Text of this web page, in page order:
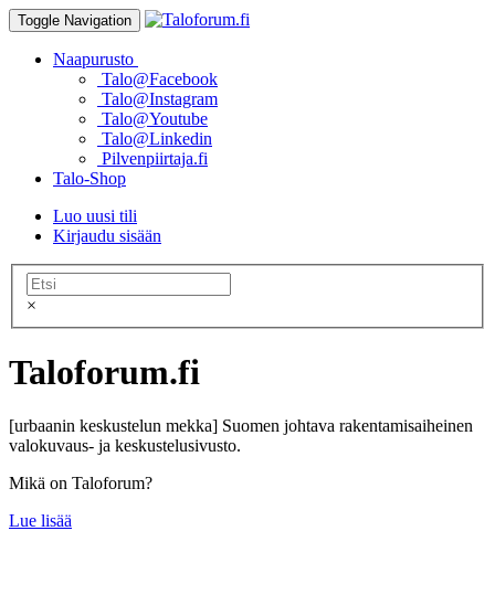
Toggle Navigation
Naapurusto
Talo@Facebook
Talo@Instagram
Talo@Youtube
Talo@Linkedin
Pilvenpiirtaja.fi
Talo-Shop
Luo uusi tili
Kirjaudu sisään
×
Taloforum.fi
[urbaanin keskustelun mekka] Suomen johtava rakentamisaiheinen
valokuvaus- ja keskustelusivusto.
Mikä on Taloforum?
Lue lisää